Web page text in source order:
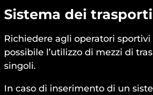
Sistema dei trasporti
Richiedere agli operatori
possibile l’utilizzo di mezzi di
singoli.
In caso di inserimento di un